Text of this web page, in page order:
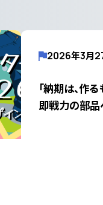
2026年3月27
「納期は、作る
即戦力の部